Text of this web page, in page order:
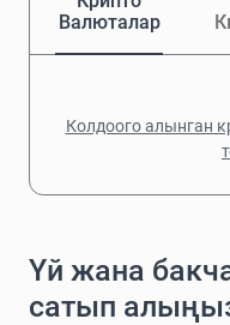
Валюталар
Колдоого алынган
Үй жана
сатып